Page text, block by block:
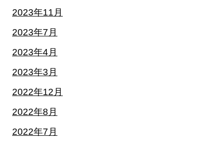
2023年11月
2023年7月
2023年4月
2023年3月
2022年12月
2022年8月
2022年7月